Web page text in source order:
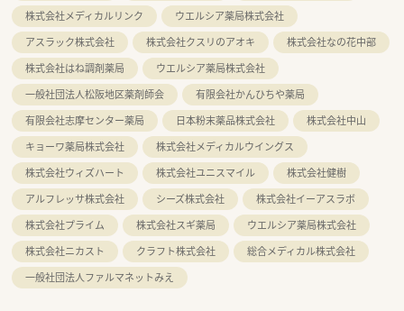
株式会社メディカルリンク
ウエルシア薬局株式会社
アスラック株式会社
株式会社クスリのアオキ
株式会社なの花中部
株式会社はね調剤薬局
ウエルシア薬局株式会社
一般社団法人松阪地区薬剤師会
有限会社かんひちや薬局
有限会社志摩センター薬局
日本粉末薬品株式会社
株式会社中山
キョーワ薬局株式会社
株式会社メディカルウイングス
株式会社ウィズハート
株式会社ユニスマイル
株式会社健樹
アルフレッサ株式会社
シーズ株式会社
株式会社イーアスラボ
株式会社プライム
株式会社スギ薬局
ウエルシア薬局株式会社
株式会社ニカスト
クラフト株式会社
総合メディカル株式会社
一般社団法人ファルマネットみえ